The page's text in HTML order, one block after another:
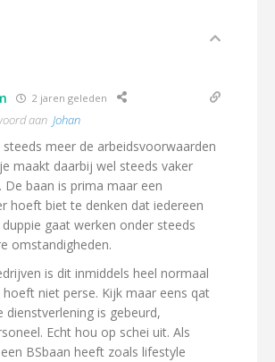
2 jaren geleden
aan Johan
steeds meer de arbeidsvoorwaarden
maakt daarbij wel steeds vaker
De baan is prima maar een
hoeft biet te denken dat iedereen
gaat werken onder steeds
omstandigheden.
is dit inmiddels heel normaal
niet perse. Kijk maar eens qat
dienstverlening is gebeurd,
Echt hou op schei uit. Als
BSbaan heeft zoals lifestyle